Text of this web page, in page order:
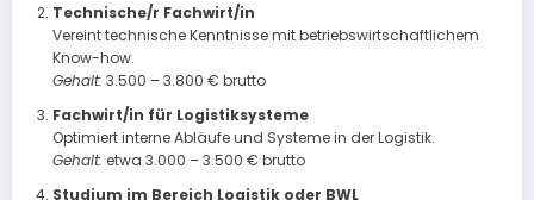
Technische/r Fachwirt/in
Vereint technische Kenntnisse mit betriebswirtschaftlichem
Know-how.
Gehalt: 3.500 – 3.800 € brutto
Fachwirt/in für Logistiksysteme
Optimiert interne Abläufe und Systeme in der Logistik.
Gehalt: etwa 3.000 – 3.500 € brutto
Studium im Bereich Logistik oder BWL